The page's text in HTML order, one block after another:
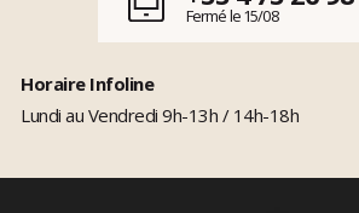
Fermé le 15/08
Horaire Infoline
Lundi au Vendredi 9h-13h / 14h-18h